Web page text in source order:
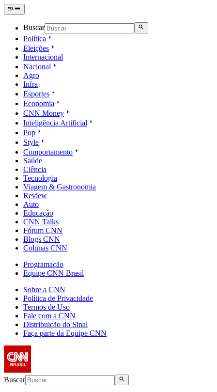
Buscar
Política
Eleições
Internacional
Nacional
Agro
Infra
Esportes
Economia
CNN Money
Inteligência Artificial
Pop
Style
Comportamento
Saúde
Ciência
Tecnologia
Viagem & Gastronomia
Review
Auto
Educação
CNN Talks
Fórum CNN
Blogs CNN
Colunas CNN
Programação
Equipe CNN Brasil
Sobre a CNN
Política de Privacidade
Termos de Uso
Fale com a CNN
Distribuição do Sinal
Faça parte da Equipe CNN
Buscar